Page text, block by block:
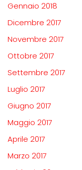
Gennaio 2018
Dicembre 2017
Novembre 2017
Ottobre 2017
Settembre 2017
Luglio 2017
Giugno 2017
Maggio 2017
Aprile 2017
Marzo 2017